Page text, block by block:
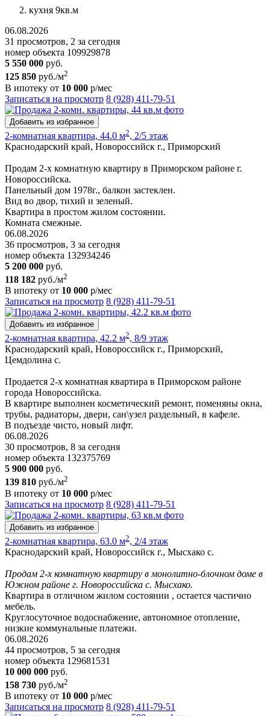
кухня 9кв.м
06.08.2026
31 просмотров, 2 за сегодня
номер объекта 109929878
5 550 000 руб.
125 850 руб./м2
В ипотеку от 10 000 р/мес
Записаться на просмотр 8 (928) 411-79-51
Добавить из избранное
2-комнатная квартира, 44.0 м2, 2/5 этаж
Краснодарский край, Новороссийск г., Приморский
Продам 2-х комнатную квартиру в Приморском районе г.
Новороссийска.
Панельный дом 1978г., балкон застеклен.
Вид во двор, тихий и зеленый.
Квартира в простом жилом состоянии.
Комната смежные.
06.08.2026
36 просмотров, 3 за сегодня
номер объекта 132934246
5 200 000 руб.
118 182 руб./м2
В ипотеку от 10 000 р/мес
Записаться на просмотр 8 (928) 411-79-51
Добавить из избранное
2-комнатная квартира, 42.2 м2, 8/9 этаж
Краснодарский край, Новороссийск г., Приморский,
Цемдолина с.
Продается 2-х комнатная квартира в Приморском районе
города Новороссийска.
В квартире выполнен косметический ремонт, поменяны окна,
трубы, радиаторы, двери, сан\узел раздельный, в кафеле.
В подъезде чисто, новый лифт.
06.08.2026
30 просмотров, 8 за сегодня
номер объекта 132375769
5 900 000 руб.
139 810 руб./м2
В ипотеку от 10 000 р/мес
Записаться на просмотр 8 (928) 411-79-51
Добавить из избранное
2-комнатная квартира, 63.0 м2, 2/4 этаж
Краснодарский край, Новороссийск г., Мысхако с.
Продам 2-х комнатную квартиру в монолитно-блочном доме в
Южном районе г. Новороссийска с. Мысхако.
Квартира в отличном жилом состоянии , остается частично
мебель.
Круглосуточное водоснабжение, автономное отопление,
низкие коммунальные платежи.
06.08.2026
44 просмотров, 5 за сегодня
номер объекта 129681531
10 000 000 руб.
158 730 руб./м2
В ипотеку от 10 000 р/мес
Записаться на просмотр 8 (928) 411-79-51